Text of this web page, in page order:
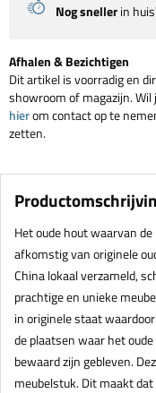
Nog snellerin
Afhalen & Bezichtigen
Dit artikel is voorradig en
showroom of magazijn.
hierom contact op te
zetten.
Het oude hout waarvan
afkomstig van originele
China lokaal verzameld,
prachtige en unieke
in originele staat
de plaatsen waar het
bewaard zijn gebleven.
meubelstuk. Dit maakt